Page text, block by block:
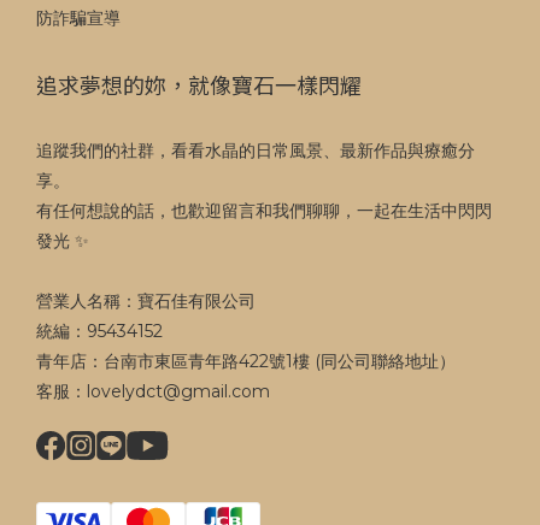
防詐騙宣導
追求夢想的妳，就像寶石一樣閃耀
追蹤我們的社群，看看水晶的日常風景、最新作品與療癒分
享。
有任何想說的話，也歡迎留言和我們聊聊，一起在生活中閃閃
發光 ✨
營業人名稱：寶石佳有限公司
統編：95434152
青年店：台南市東區青年路422號1樓 (同公司聯絡地址）
客服：lovelydct@gmail.com